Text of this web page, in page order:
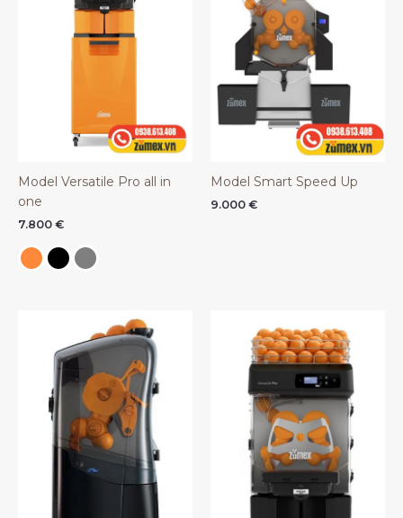
Model Versatile Pro all in
one
7.800 €
Model Smart Speed Up
9.000 €